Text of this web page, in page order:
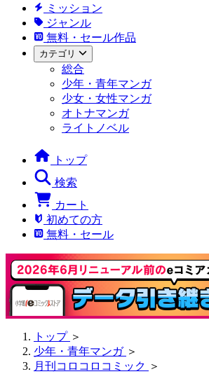
ミッション
ジャンル
無料・セール作品
カテゴリ
総合
少年・青年マンガ
少女・女性マンガ
オトナマンガ
ライトノベル
トップ
検索
カート
初めての方
無料・セール
トップ ＞
少年・青年マンガ ＞
月刊コロコロコミック ＞